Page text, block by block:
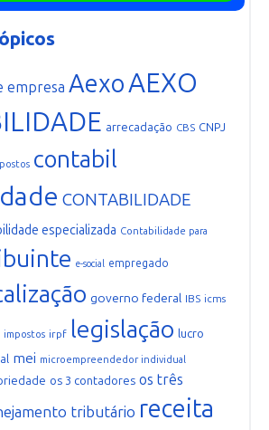
empresa AexoAEXO
arrecadação CBS CNPJ
contabil
CONTABILIDADE
especializada Contabilidade para
e-social empregado
governo federal IBS icms
impostos irpf legislação lucro
mei microempreendedor individual
os 3 contadores os três
tributário receita